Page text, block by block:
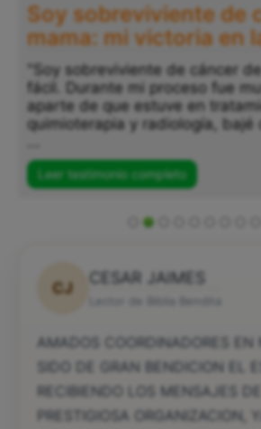
Soy sobreviviente de
mama: mi victoria en
"Soy sobreviviente de cáncer
fácil. Durante mi proceso fue
aparte de que estuve en
quimioterapia y radiología, bajé
Leer testimonio completo
CJ
CESAR JAIMES
AMADOS COORDINADORES EN
SIDO DE GRAN BENDICION EL
RECIBIENDO LOS MENSAJES
PRESTIGIOSA ORGANIZACION,